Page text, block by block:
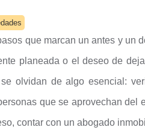
que marcan un antes y un
planeada o el deseo de
olvidan de algo esencial:
que se aprovechan del
contar con un abogado